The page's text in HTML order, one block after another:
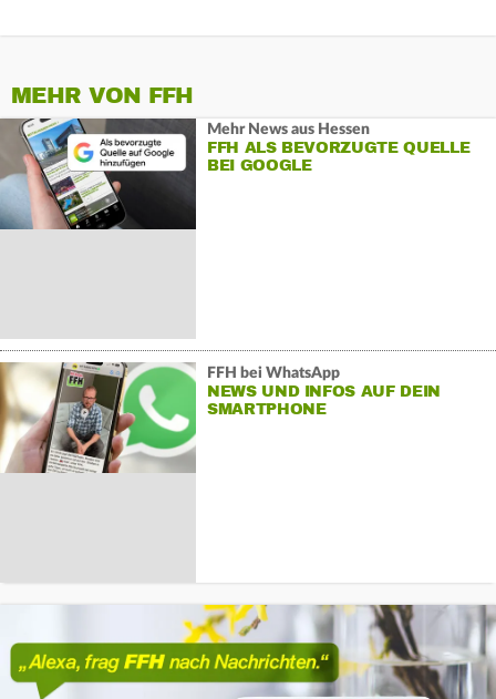
MEHR VON FFH
Mehr News aus Hessen
FFH ALS BEVORZUGTE QUELLE
BEI GOOGLE
FFH bei WhatsApp
NEWS UND INFOS AUF DEIN
SMARTPHONE